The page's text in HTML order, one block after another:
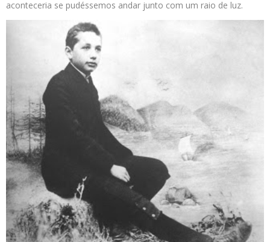
aconteceria se pudéssemos andar junto com um raio de luz.